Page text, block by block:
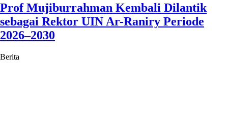
Prof Mujiburrahman Kembali Dilantik
sebagai Rektor UIN Ar-Raniry Periode
2026–2030
Berita